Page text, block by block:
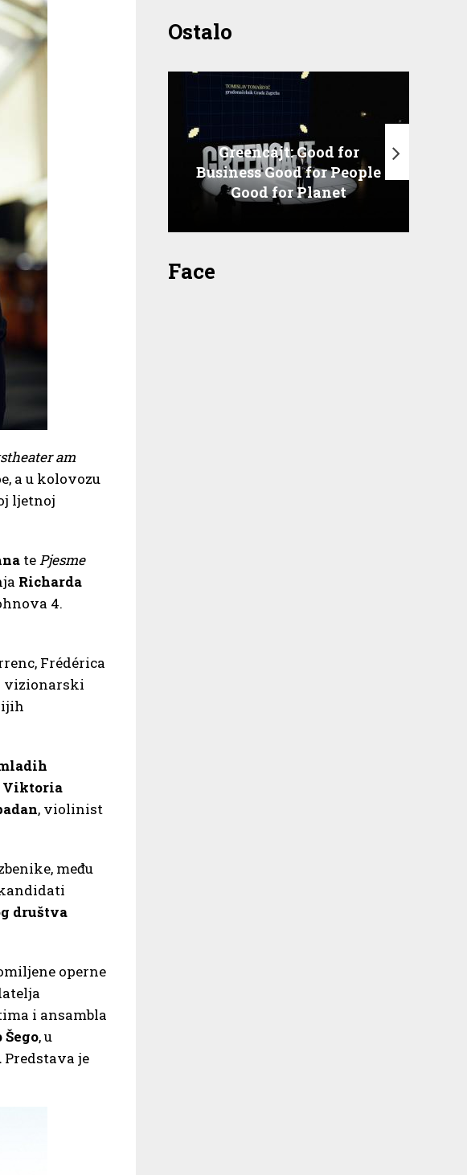
am
a u kolovozu
ljetnoj
te Pjesme
Richarda
4.
Frédérica
i vizionarski
Viktoria
, violinist
među
društva
operne
i ansambla
, u
Predstava je
Ostalo
Greencajt: Good for
Business Good for People
Good for Planet
Face